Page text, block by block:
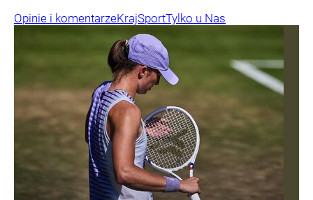
Opinie i komentarzeKrajSportTylko u Nas